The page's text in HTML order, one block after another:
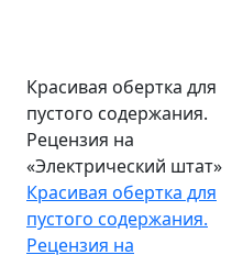
Красивая обертка для
пустого содержания.
Рецензия на
«Электрический штат»
Красивая обертка для
пустого содержания.
Рецензия на